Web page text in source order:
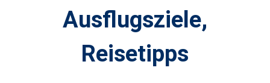
Ausflugsziele,
Reisetipps